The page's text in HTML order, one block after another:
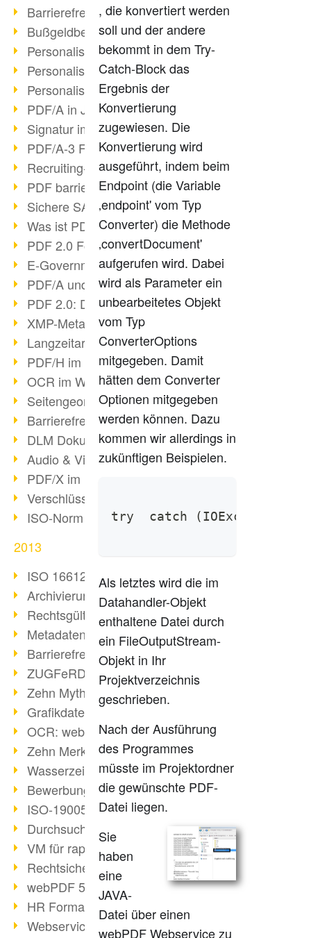
Barrierefreie PDF/UA
Bußgeldbescheide & PDF/A
Personalisierter Druck III
Personalisierter Druck II
Personalisierter Druck I
PDF/A in Justiz & Verwaltung
Signatur im PDF/A
PDF/A-3 Funktionen
Recruiting-Prozesse optimieren
PDF barrierefrei
Sichere SAP-Archivierung
Was ist PDF?
PDF 2.0 Fortschritt?
E-Government & DMS
PDF/A und ISO 32000-2
PDF 2.0: Digitale Signaturen
XMP-Metadaten
Langzeitarchivierung mit PDF/A
PDF/H im Gesundheitswesen
OCR im Wandel
Seitengeometrie in PDFs
Barrierefreiheit & PDF/UA
DLM Dokumentenzyklus
Audio & Video in PDF
PDF/X im Druckprozess
Verschlüsselung von PDF
ISO-Norm 24517
2013
ISO 16612-2: PDF/VT
Archivierung von E-Mails
Rechtsgültige Archivierung (PDF/A)
Metadaten in PDF-Dateien
Barrierefreiheit mit PDF/UA
ZUGFeRD: E-Rechnung erklärt
Zehn Mythen über PDF/A
Grafikdateien mit webPDF erstellen
OCR: webPDF wandelt Grafiken
Zehn Merksätze des BITKOM
Wasserzeichen im PDF
Bewerbung als PDF gestalten
ISO-19005 kompakt
Durchsuchbare PDF erstellen
VM für rapid deployment
Rechtsicherheit - Digitale Signatur
webPDF 5 Feedback umgesetzt
HR Formatvereinheitlichung
Webservices für Software-Entwickler
, die konvertiert werden
soll und der andere
bekommt in dem Try-
Catch-Block das
Ergebnis der
Konvertierung
zugewiesen. Die
Konvertierung wird
ausgeführt, indem beim
Endpoint (die Variable
‚endpoint' vom Typ
Converter) die Methode
‚convertDocument'
aufgerufen wird. Dabei
wird als Parameter ein
unbearbeitetes Objekt
vom Typ
ConverterOptions
mitgegeben. Damit
hätten dem Converter
Optionen mitgegeben
werden können. Dazu
kommen wir allerdings in
zukünftigen Beispielen.
try  catch (IOException
Als letztes wird die im
Datahandler-Objekt
enthaltene Datei durch
ein FileOutputStream-
Objekt in Ihr
Projektverzeichnis
geschrieben.
Nach der Ausführung
des Programmes
müsste im Projektordner
die gewünschte PDF-
Datei liegen.
Sie
haben
eine
JAVA-
Datei über einen
webPDF Webservice zu